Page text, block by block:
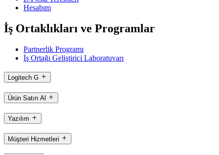
Hesabım
İş Ortaklıkları ve Programlar
Partnerlik Programı
İş Ortağı Geliştirici Laboratuvarı
Logitech G
Ürün Satın Al
Yazılım
Müşteri Hizmetleri